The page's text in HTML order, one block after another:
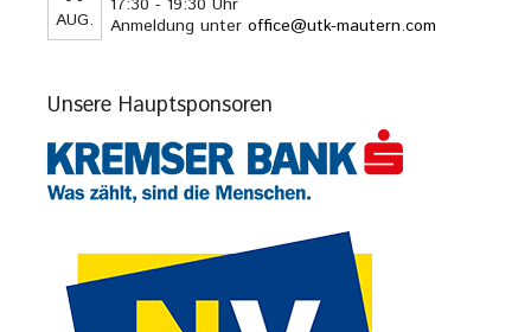
AUG.
17:30 - 19:30 Uhr
Anmeldung unteroffice@utk-mautern.com
Unsere Hauptsponsoren